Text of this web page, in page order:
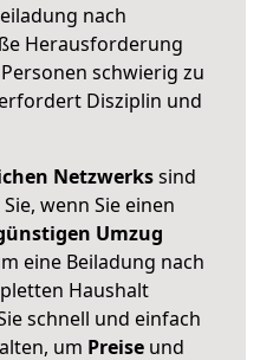
nach
Herausforderung
schwierig zu
Disziplin und
Netzwerkssind
wenn Sie einen
Umzug
eine Beiladung nach
Haushalt
schnell und einfach
um Preise und